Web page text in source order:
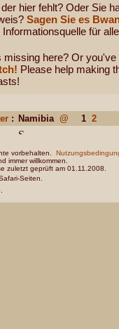
hier fehlt? Oder Sie
Sagen Sie es
für
here? Or
Please help making
: Namibia @ 1 2
vorbehalten.
immer willkommen.
zuletzt geprüft am 01.11.2008.
Seiten.